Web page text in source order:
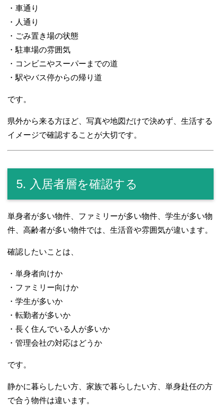
・車通り
・人通り
・ごみ置き場の状態
・駐車場の雰囲気
・コンビニやスーパーまでの道
・駅やバス停からの帰り道
です。
県外から来る方ほど、写真や地図だけで決めず、生活する
イメージで確認することが大切です。
5. 入居者層を確認する
単身者が多い物件、ファミリーが多い物件、学生が多い物
件、高齢者が多い物件では、生活音や雰囲気が違います。
確認したいことは、
・単身者向けか
・ファミリー向けか
・学生が多いか
・転勤者が多いか
・長く住んでいる人が多いか
・管理会社の対応はどうか
です。
静かに暮らしたい方、家族で暮らしたい方、単身赴任の方
で合う物件は違います。